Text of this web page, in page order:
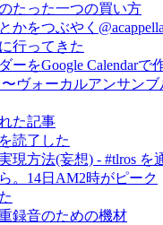
たった一つの買い方
かをつぶやく
行ってきた
ーをGoogle Calendarで
ヴォーカルアンサン
た記事
読了した
現方法(妄想) - #tlros を
。14日AM2時がピーク
録音のための機材